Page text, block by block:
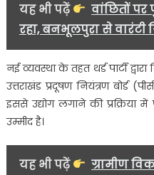
यह भी पढ़ें
वांछितों
रहा, बनभूलपुरा से वारंटी
नई व्यवस्था के तहत थर्ड पार्टी
उत्तराखंड प्रदूषण नियंत्रण बोर्ड
इससे उद्योग लगाने की प्रक्रिया
उम्मीद है।
यह भी पढ़ें
ग्रामीण